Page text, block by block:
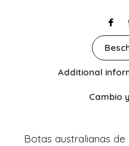
Additional
Cambio
Botas australianas